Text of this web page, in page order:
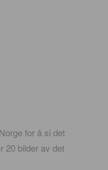
for å si det
20 bilder av det